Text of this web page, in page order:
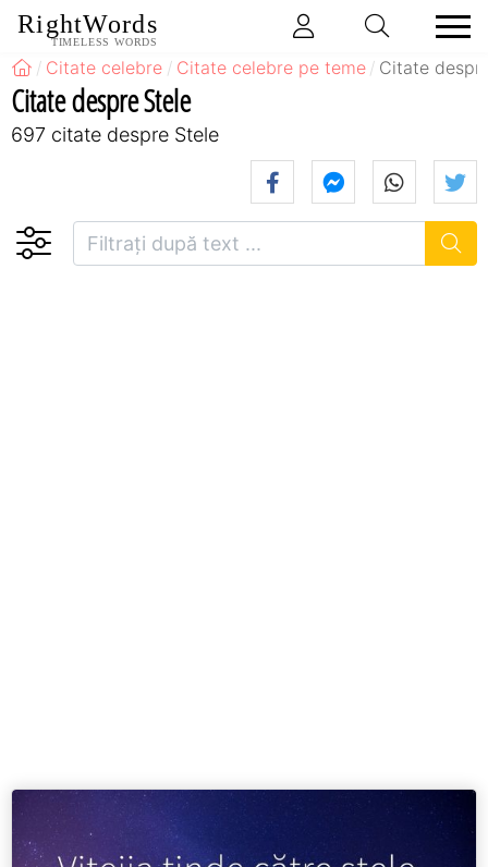
RightWords
TIMELESS WORDS
Citate celebre Citate celebre pe teme Citate
Citate despre Stele
697 citate despre Stele